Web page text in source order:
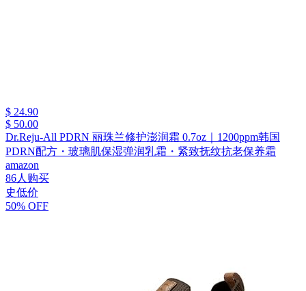
$ 24.90
$ 50.00
Dr.Reju-All PDRN 丽珠兰修护澎润霜 0.7oz｜1200ppm韩国
PDRN配方・玻璃肌保湿弹润乳霜・紧致抚纹抗老保养霜
amazon
86人购买
史低价
50% OFF